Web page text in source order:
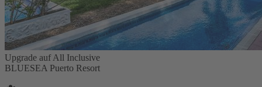
Upgrade auf All Inclusive
BLUESEA Puerto Resort